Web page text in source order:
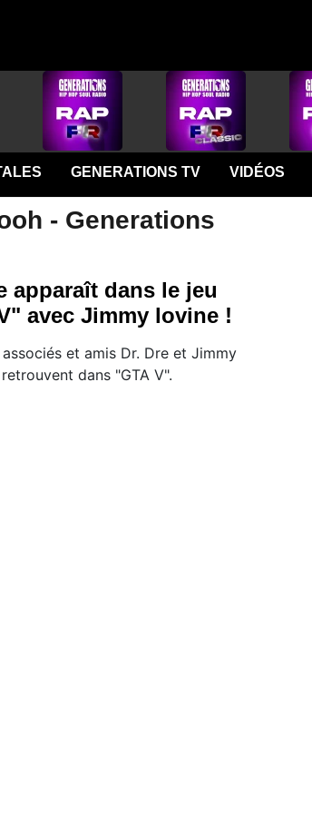
GENERATIONS TV VIDÉOS
- Generations
apparaît dans le jeu
avec Jimmy lovine !
et amis Dr. Dre et Jimmy
dans "GTA V".